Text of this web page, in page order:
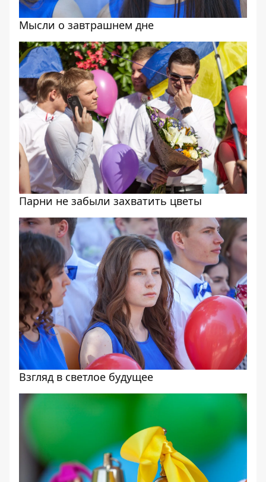
Мысли о завтрашнем дне
Парни не забыли захватить цветы
Взгляд в светлое будущее